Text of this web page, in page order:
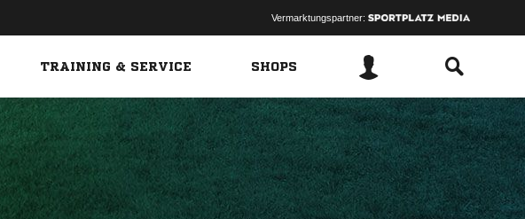
Vermarktungspartner:
TRAINING & SERVICE SHOPS